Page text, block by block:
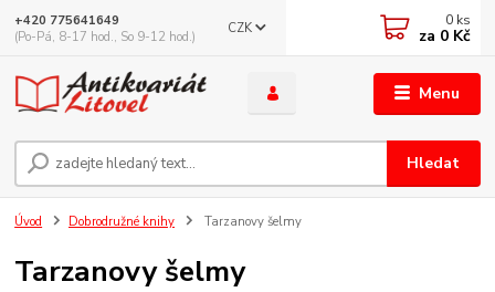
Menu
CZK
Hledat
+420 775641649
(Po-Pá, 8-17 hod., So 9-12 hod.)
0 ks
za 0 Kč
Úvod Dobrodružné knihy Tarzanovy šelmy
Tarzanovy šelmy